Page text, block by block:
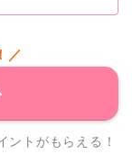
／
トがもらえる！